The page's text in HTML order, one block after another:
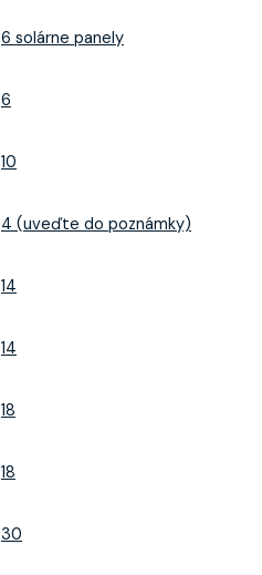
6 solárne panely
6
10
4 (uveďte do poznámky)
14
14
18
18
30